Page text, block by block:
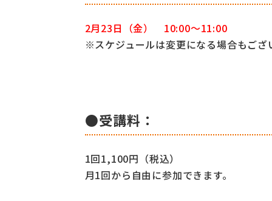
2月23日（金） 10:00～11:00
※スケジュールは変更になる場合もござ
●受講料：
1回1,100円（税込）
月1回から自由に参加できます。